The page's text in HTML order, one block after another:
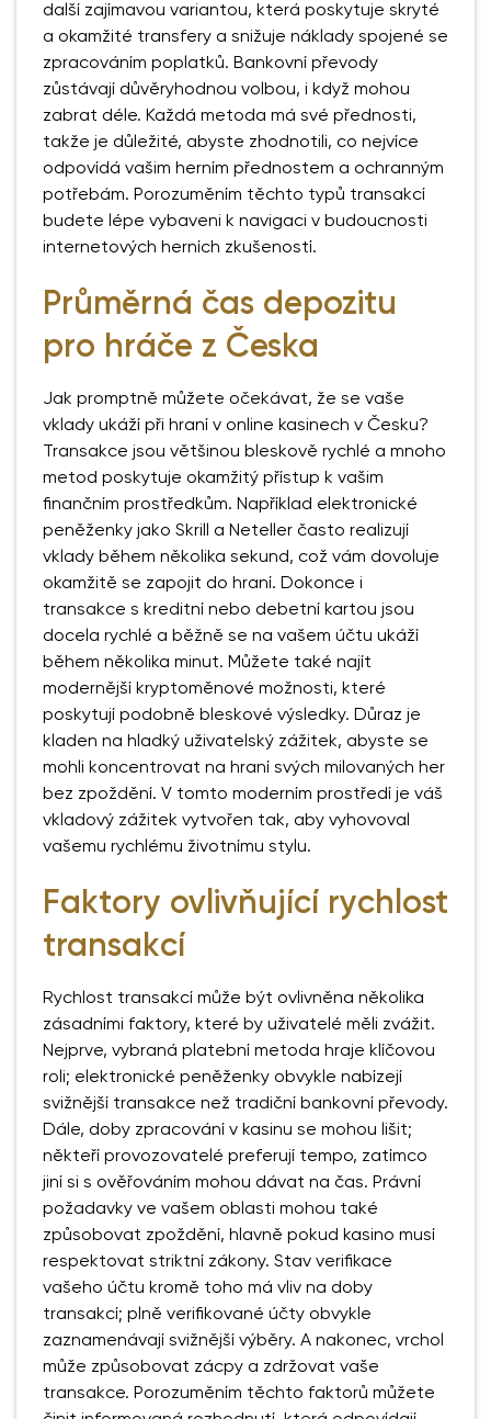
další zajímavou variantou, která poskytuje skryté
a okamžité transfery a snižuje náklady spojené se
zpracováním poplatků. Bankovní převody
zůstávají důvěryhodnou volbou, i když mohou
zabrat déle. Každá metoda má své přednosti,
takže je důležité, abyste zhodnotili, co nejvíce
odpovídá vašim herním přednostem a ochranným
potřebám. Porozuměním těchto typů transakcí
budete lépe vybaveni k navigaci v budoucnosti
internetových herních zkušeností.
Průměrná čas depozitu
pro hráče z Česka
Jak promptně můžete očekávat, že se vaše
vklady ukáží při hraní v online kasinech v Česku?
Transakce jsou většinou bleskově rychlé a mnoho
metod poskytuje okamžitý přístup k vašim
finančním prostředkům. Například elektronické
peněženky jako Skrill a Neteller často realizují
vklady během několika sekund, což vám dovoluje
okamžitě se zapojit do hraní. Dokonce i
transakce s kreditní nebo debetní kartou jsou
docela rychlé a běžně se na vašem účtu ukáží
během několika minut. Můžete také najít
modernější kryptoměnové možnosti, které
poskytují podobně bleskové výsledky. Důraz je
kladen na hladký uživatelský zážitek, abyste se
mohli koncentrovat na hraní svých milovaných her
bez zpoždění. V tomto moderním prostředí je váš
vkladový zážitek vytvořen tak, aby vyhovoval
vašemu rychlému životnímu stylu.
Faktory ovlivňující rychlost
transakcí
Rychlost transakcí může být ovlivněna několika
zásadními faktory, které by uživatelé měli zvážit.
Nejprve, vybraná platební metoda hraje klíčovou
roli; elektronické peněženky obvykle nabízejí
svižnější transakce než tradiční bankovní převody.
Dále, doby zpracování v kasinu se mohou lišit;
někteří provozovatelé preferují tempo, zatímco
jiní si s ověřováním mohou dávat na čas. Právní
požadavky ve vašem oblasti mohou také
způsobovat zpoždění, hlavně pokud kasino musí
respektovat striktní zákony. Stav verifikace
vašeho účtu kromě toho má vliv na doby
transakcí; plně verifikované účty obvykle
zaznamenávají svižnější výběry. A nakonec, vrchol
může způsobovat zácpy a zdržovat vaše
transakce. Porozuměním těchto faktorů můžete